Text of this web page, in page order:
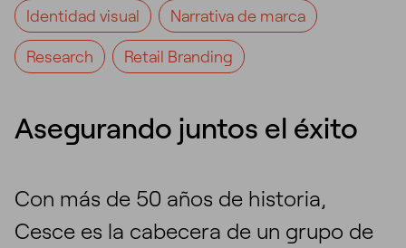
Identidad visual
Narrativa de marca
Research
Retail Branding
Asegurando juntos el éxito
Con más de 50 años de historia,
Cesce es la cabecera de un grupo de